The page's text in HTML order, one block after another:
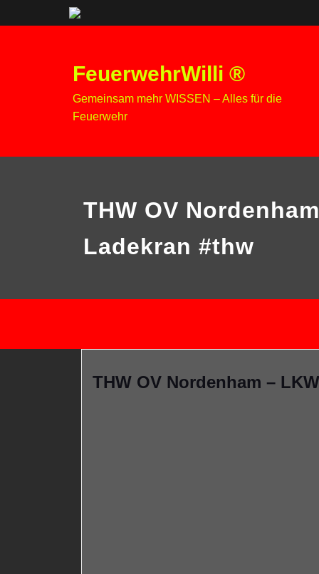
FeuerwehrWilli ®
Gemeinsam mehr WISSEN – Alles für die
Feuerwehr
THW OV
Ladekran #thw
THW OV Nordenham –